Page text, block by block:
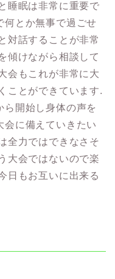
睡眠は非常に重要で
何とか無事で過ごせ
対話することが非常
傾けながら相談して
会もこれが非常に大
ことができています.
開始し身体の声を
会に備えていきたい
全力ではできなさそ
大会ではないので楽
日もお互いに出来る